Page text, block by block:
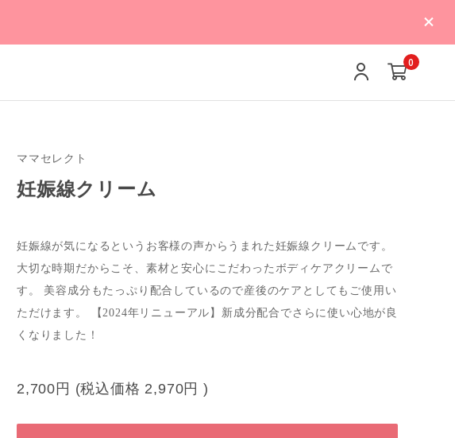
0
ママセレクト
妊娠線クリーム
妊娠線が気になるというお客様の声からうまれた妊娠線クリームです。
大切な時期だからこそ、素材と安心にこだわったボディケアクリームで
す。 美容成分もたっぷり配合しているので産後のケアとしてもご使用い
ただけます。 【2024年リニューアル】新成分配合でさらに使い心地が良
くなりました！
2,700円 (税込価格 2,970円 )